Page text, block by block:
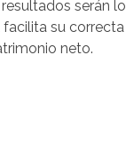
serán lo
facilita su correcta
neto.